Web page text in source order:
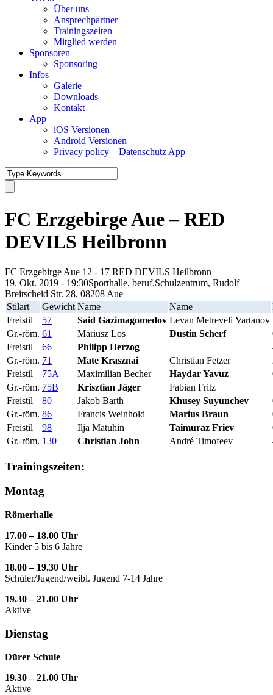
Über uns
Ansprechpartner
Trainingszeiten
Mitglied werden
Sponsoren
Sponsoring
Infos
Galerie
Downloads
Kontakt
App
iOS Versionen
Android Versionen
Privacy policy – Datenschutz App
FC Erzgebirge Aue – RED
DEVILS Heilbronn
FC Erzgebirge Aue 12 - 17 RED DEVILS Heilbronn
19. Okt. 2019 - 19:30Sporthalle, beruf.Schulzentrum, Rudolf
Breitscheid Str. 28, 08208 Aue
Stilart
Gewicht Name Name
Freistil
57 Said Gazimagomedov Levan Metreveli Vartanov
Gr.-röm. 61 Mariusz Los Dustin Scherf
Freistil
66 Philipp Herzog
Gr.-röm. 71 Mate Krasznai Christian Fetzer
Freistil
75A Maximilian Becher Haydar Yavuz
Gr.-röm. 75B Krisztian Jäger Fabian Fritz
Freistil
80 Jakob Barth Khusey Suyunchev
Gr.-röm. 86 Francis Weinhold Marius Braun
Freistil
98 Ilja Matuhin Taimuraz Friev
Gr.-röm. 130 Christian John André Timofeev
Trainingszeiten:
Montag
Römerhalle
17.00 – 18.00 Uhr
Kinder 5 bis 6 Jahre
18.00 – 19.30 Uhr
Schüler/Jugend/weibl. Jugend 7-14 Jahre
19.30 – 21.00 Uhr
Aktive
Dienstag
Dürer Schule
19.30 – 21.00 Uhr
Aktive